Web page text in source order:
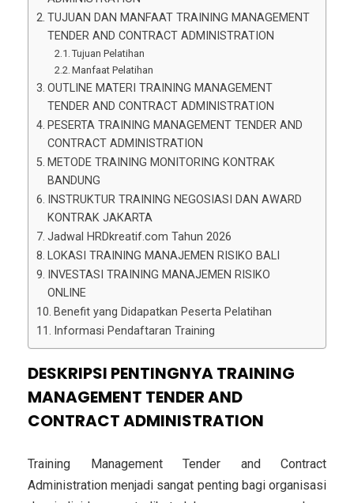
TUJUAN DAN MANFAAT TRAINING MANAGEMENT
TENDER AND CONTRACT ADMINISTRATION
Tujuan Pelatihan
Manfaat Pelatihan
OUTLINE MATERI TRAINING MANAGEMENT
TENDER AND CONTRACT ADMINISTRATION
PESERTA TRAINING MANAGEMENT TENDER AND
CONTRACT ADMINISTRATION
METODE TRAINING MONITORING KONTRAK
BANDUNG
INSTRUKTUR TRAINING NEGOSIASI DAN AWARD
KONTRAK JAKARTA
Jadwal HRDkreatif.com Tahun 2026
LOKASI TRAINING MANAJEMEN RISIKO BALI
INVESTASI TRAINING MANAJEMEN RISIKO
ONLINE
Benefit yang Didapatkan Peserta Pelatihan
Informasi Pendaftaran Training
DESKRIPSI PENTINGNYA TRAINING
MANAGEMENT TENDER AND
CONTRACT ADMINISTRATION
Training Management Tender and Contract
Administration menjadi sangat penting bagi organisasi